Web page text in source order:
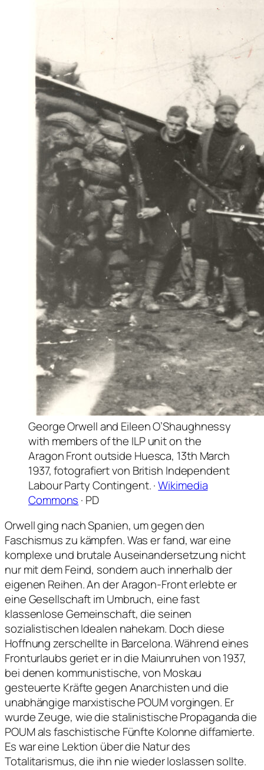
George Orwell and Eileen O’Shaughnessy
with members of the ILP unit on the
Aragon Front outside Huesca, 13th March
1937, fotografiert von British Independent
Labour Party Contingent. ·Wikimedia
Commons · PD
Orwell ging nach Spanien, um gegen den
Faschismus zu kämpfen. Was er fand, war eine
komplexe und brutale Auseinandersetzung nicht
nur mit dem Feind, sondern auch innerhalb der
eigenen Reihen. An der Aragon-Front erlebte er
eine Gesellschaft im Umbruch, eine fast
klassenlose Gemeinschaft, die seinen
sozialistischen Idealen nahekam. Doch diese
Hoffnung zerschellte in Barcelona. Während eines
Fronturlaubs geriet er in die Maiunruhen von 1937,
bei denen kommunistische, von Moskau
gesteuerte Kräfte gegen Anarchisten und die
unabhängige marxistische POUM vorgingen. Er
wurde Zeuge, wie die stalinistische Propaganda die
POUM als faschistische Fünfte Kolonne diffamierte.
Es war eine Lektion über die Natur des
Totalitarismus, die ihn nie wieder loslassen sollte.